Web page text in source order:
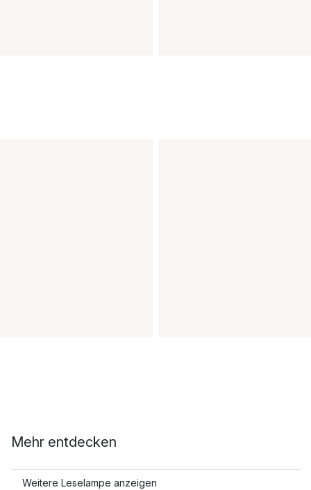
Mehr entdecken
Weitere Leselampe anzeigen